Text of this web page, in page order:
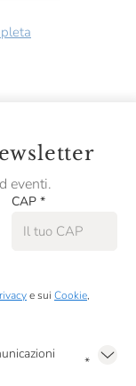
eventi.
CAP *
e sui Cookie,
*